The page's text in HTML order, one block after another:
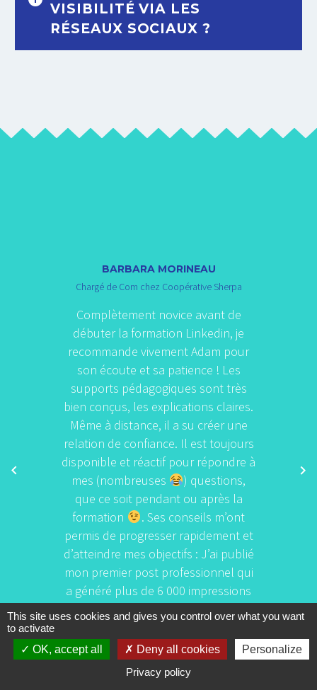
VISIBILITÉ VIA LES
RÉSEAUX SOCIAUX ?
BARBARA MORINEAU
Chargé de Com chez Coopérative Sherpa
Complètement novice avant de
débuter la formation Linkedin, je
recommande vivement Adam pour
son écoute et sa patience ! Les
supports pédagogiques sont très
bien conçus, les explications claires.
Même à distance, il a su créer une
relation de confiance. Il est toujours
disponible et réactif pour répondre à
mes (nombreuses
) questions,
que ce soit pendant ou après la
formation
. Ses conseils m’ont
permis de progresser rapidement et
d’atteindre mes objectifs : J’ai publié
mon premier post professionnel qui
a généré plus de 6 000 impressions
et m’a permis de gagner 60
nouveaux contacts en seulement 15
jours !
This site uses cookies and gives you control over what you want
to activate
OK, accept all
Deny all cookies
Personalize
Privacy policy